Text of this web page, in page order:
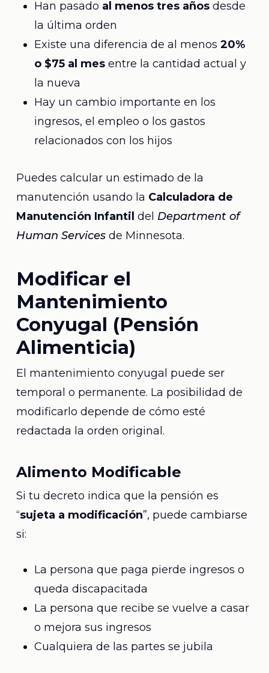
Han pasado al menos tres añosdesde
la última orden
Existe una diferencia de al menos 20%
o $75 al mesentre la cantidad actual y
la nueva
Hay un cambio importante en los
ingresos, el empleo o los gastos
relacionados con los hijos
Puedes calcular un estimado de la
manutención usando la Calculadora de
Manutención Infantil del Department of
Human Servicesde Minnesota.
Modificar el
Mantenimiento
Conyugal (Pensión
Alimenticia)
El mantenimiento conyugal puede ser
temporal o permanente. La posibilidad de
modificarlo depende de cómo esté
redactada la orden original.
Alimento Modificable
Si tu decreto indica que la pensión es
“sujeta a modificación”, puede cambiarse
si:
La persona que paga pierde ingresos o
queda discapacitada
La persona que recibe se vuelve a casar
o mejora sus ingresos
Cualquiera de las partes se jubila